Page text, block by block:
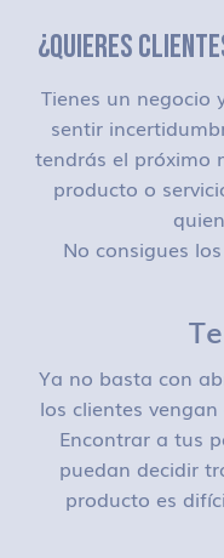
¿QUIERES
Tienes un negocio
sentir
tendrás el próximo
producto o
No consigues
Ya no basta con
los clientes
Encontrar a tus
puedan decidir
producto es